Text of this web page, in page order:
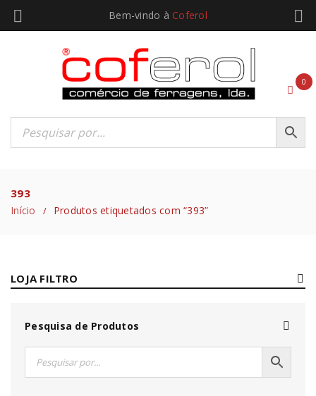
Bem-vindo à Coferol
0
393
Início / Produtos etiquetados com “393”
LOJA FILTRO
Pesquisa de Produtos